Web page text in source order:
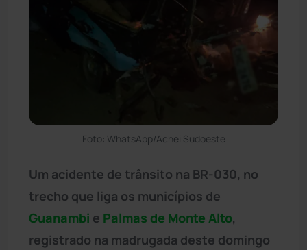
Foto: WhatsApp/Achei Sudoeste
Um acidente de trânsito na BR-030, no
trecho que liga os municípios de
Guanambi e Palmas de Monte Alto,
registrado na madrugada deste domingo